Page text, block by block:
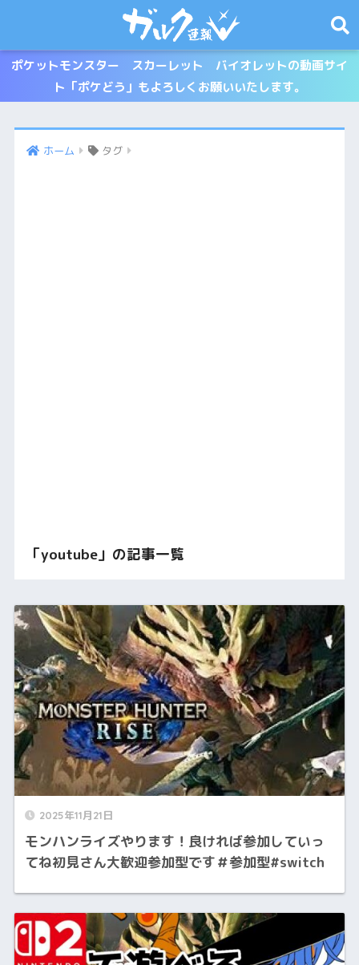
ポケットモンスター スカーレット バイオレットの動画サイ
ト「ポケどう」もよろしくお願いいたします。
ホーム タグ
「youtube」の記事一覧
2025年11月21日
モンハンライズやります！良ければ参加していっ
てね初見さん大歓迎参加型です＃参加型#switch